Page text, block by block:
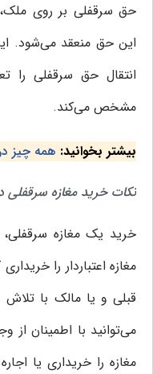
حق سرقفلی بر روی ملک،
این حق منعقد می‌شود.
انتقال حق سرقفلی را
مشخص می‌کند.
بیشتر بخوانید: همه چیز
نکات خرید مغازه سرقفلی
خرید یک مغازه
مغازه اعتباردار را
قبلی و یا مالک با
می‌توانید با اطمینان
مغازه را خریداری یا